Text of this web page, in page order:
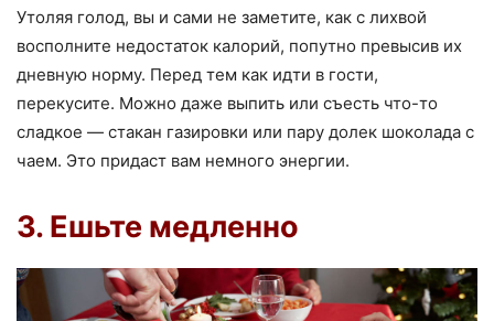
Утоляя голод, вы и сами не заметите, как с лихвой
восполните недостаток калорий, попутно превысив их
дневную норму. Перед тем как идти в гости,
перекусите. Можно даже выпить или съесть что-то
сладкое — стакан газировки или пару долек шоколада с
чаем. Это придаст вам немного энергии.
3. Ешьте медленно